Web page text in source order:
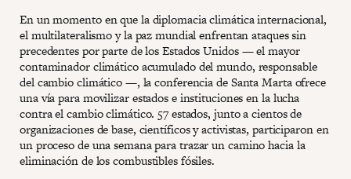
En un momento en que la diplomacia climática internacional,
el multilateralismo y la paz mundial enfrentan ataques sin
precedentes por parte de los Estados Unidos — el mayor
contaminador climático acumulado del mundo, responsable
del cambio climático —, la conferencia de Santa Marta ofrece
una vía para movilizar estados e instituciones en la lucha
contra el cambio climático. 57 estados, junto a cientos de
organizaciones de base, científicos y activistas, participaron en
un proceso de una semana para trazar un camino hacia la
eliminación de los combustibles fósiles.